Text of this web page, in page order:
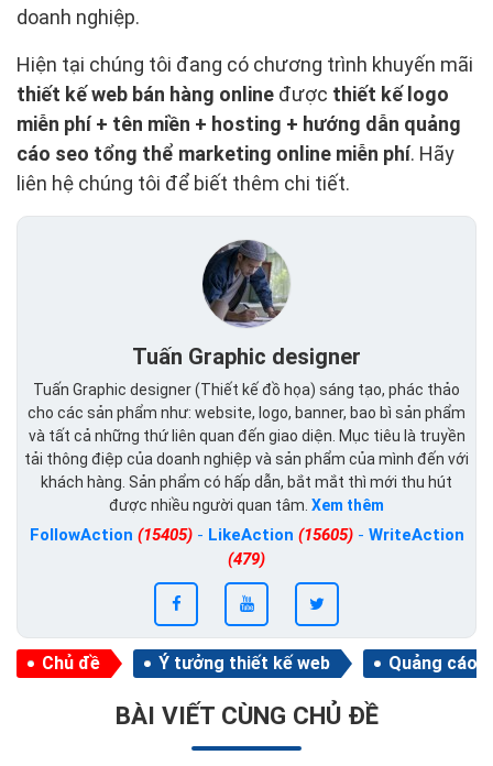
doanh nghiệp.
Hiện tại chúng tôi đang có chương trình khuyến mãi
thiết kế web bán hàng online được thiết kế logo
miễn phí + tên miền + hosting + hướng dẫn quảng
cáo seo tổng thể marketing online miễn phí. Hãy
liên hệ chúng tôi để biết thêm chi tiết.
Tuấn Graphic designer
Tuấn Graphic designer (Thiết kế đồ họa) sáng tạo, phác thảo
cho các sản phẩm như: website, logo, banner, bao bì sản phẩm
và tất cả những thứ liên quan đến giao diện. Mục tiêu là truyền
tải thông điệp của doanh nghiệp và sản phẩm của mình đến với
khách hàng. Sản phẩm có hấp dẫn, bắt mắt thì mới thu hút
được nhiều người quan tâm. Xem thêm
FollowAction (15405)- LikeAction (15605)- WriteAction
(479)
Chủ đề Ý tưởng thiết kế web Quảng cáo
BÀI VIẾT CÙNG CHỦ ĐỀ